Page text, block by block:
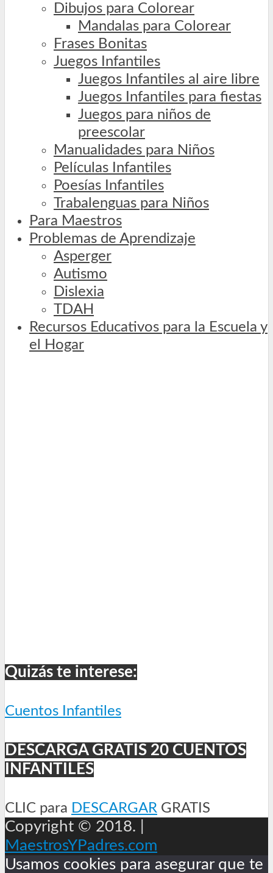
Dibujos para Colorear
Mandalas para Colorear
Frases Bonitas
Juegos Infantiles
Juegos Infantiles al aire libre
Juegos Infantiles para fiestas
Juegos para niños de
preescolar
Manualidades para Niños
Películas Infantiles
Poesías Infantiles
Trabalenguas para Niños
Para Maestros
Problemas de Aprendizaje
Asperger
Autismo
Dislexia
TDAH
Recursos Educativos para la Escuela y
el Hogar
Quizás te interese:
Cuentos Infantiles
DESCARGA GRATIS 20 CUENTOS
INFANTILES
CLIC para DESCARGAR GRATIS
Copyright © 2018. |
MaestrosYPadres.com
Usamos cookies para asegurar que te